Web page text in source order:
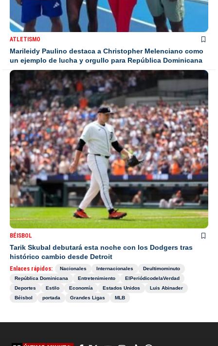
ATLETISMO
Marileidy Paulino destaca a Christopher Melenciano como
un ejemplo de lucha y orgullo para República Dominicana
BÉISBOL
Tarik Skubal debutará esta noche con los Dodgers tras
histórico cambio desde Detroit
Enlaces rápidos: Nacionales Internacionales
Deultimominuto
República Dominicana
Entretenimiento
ElPeriódicodelaVerdad
Deportes
Estilo Economía Estados Unidos
Luis Abinader
Béisbol
portada Grandes Ligas MLB